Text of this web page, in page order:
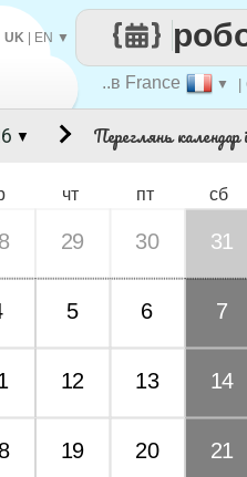
..в France ▼
UK EN ▼
Переглянь календар і
чт пт сб
29 30 31
5 6 7
12 13 14
19 20 21
▼